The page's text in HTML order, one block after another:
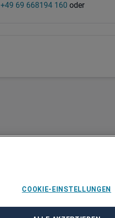
+49 69 668194 160 oder
Über Adecco
COOKIE-EINSTELLUNGEN